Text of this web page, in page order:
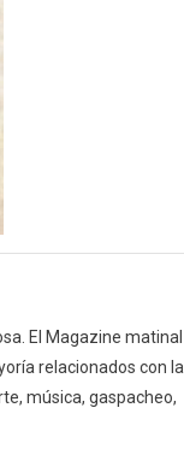
El Magazine matinal
relacionados con la
música, gaspacheo,